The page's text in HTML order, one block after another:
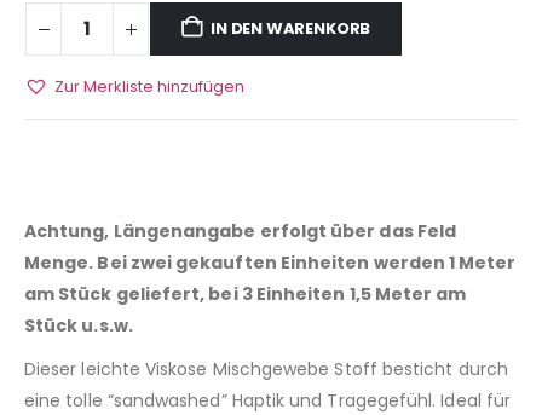
IN DEN WARENKORB
Zur Merkliste hinzufügen
Achtung, Längenangabe erfolgt über das Feld
Menge. Bei zwei gekauften Einheiten werden 1 Meter
am Stück geliefert, bei 3 Einheiten 1,5 Meter am
Stück u.s.w.
Dieser leichte Viskose Mischgewebe Stoff besticht durch
eine tolle “sandwashed” Haptik und Tragegefühl. Ideal für